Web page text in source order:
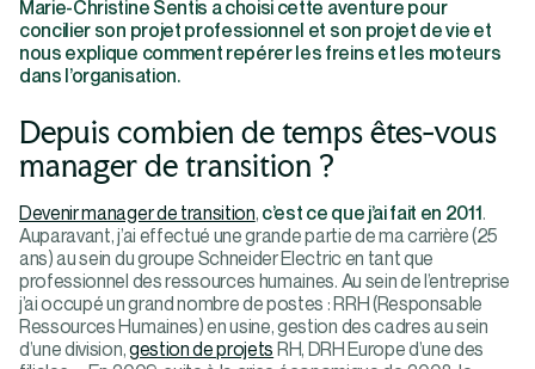
Marie-Christine Sentis a choisi cette aventure pour
concilier son projet professionnel et son projet de vie et
nous explique comment repérer les freins et les moteurs
dans l’organisation.
Depuis combien de temps êtes-vous
manager de transition ?
Devenir manager de transition, c’est ce que j’ai fait en 2011.
Auparavant, j’ai effectué une grande partie de ma carrière (25
ans) au sein du groupe Schneider Electric en tant que
professionnel des ressources humaines. Au sein de l’entreprise
j’ai occupé un grand nombre de postes : RRH (Responsable
Ressources Humaines) en usine, gestion des cadres au sein
d’une division,gestion de projets RH, DRH Europe d’une des